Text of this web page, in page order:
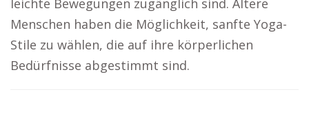
leichte Bewegungen zugänglich sind. Ältere
Menschen haben die Möglichkeit, sanfte Yoga-
Stile zu wählen, die auf ihre körperlichen
Bedürfnisse abgestimmt sind.